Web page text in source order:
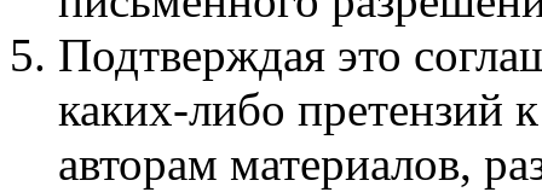
Подтверждая это
каких-либо претензий
авторам материалов,